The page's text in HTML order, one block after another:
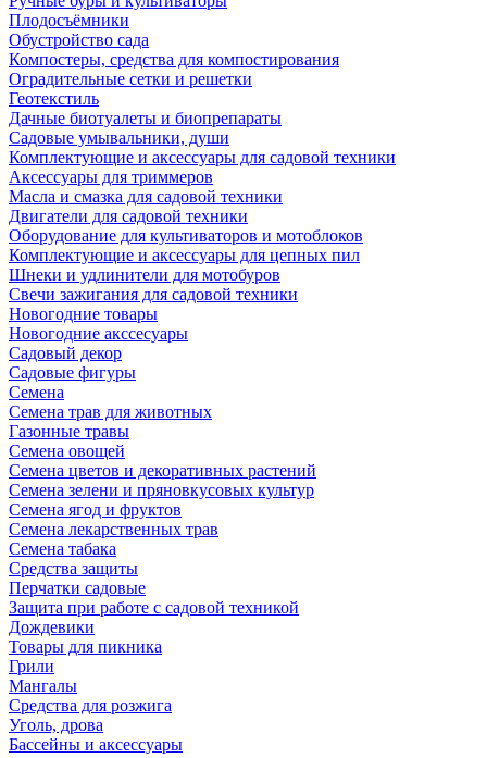
Плодосъёмники
Обустройство сада
Компостеры, средства для компостирования
Оградительные сетки и решетки
Геотекстиль
Дачные биотуалеты и биопрепараты
Садовые умывальники, души
Комплектующие и аксессуары для садовой техники
Аксессуары для триммеров
Масла и смазка для садовой техники
Двигатели для садовой техники
Оборудование для культиваторов и мотоблоков
Комплектующие и аксессуары для цепных пил
Шнеки и удлинители для мотобуров
Свечи зажигания для садовой техники
Новогодние товары
Новогодние акссесуары
Садовый декор
Садовые фигуры
Семена
Семена трав для животных
Газонные травы
Семена овощей
Семена цветов и декоративных растений
Семена зелени и пряновкусовых культур
Семена ягод и фруктов
Семена лекарственных трав
Семена табака
Средства защиты
Перчатки садовые
Защита при работе с садовой техникой
Дождевики
Товары для пикника
Грили
Мангалы
Средства для розжига
Уголь, дрова
Бассейны и аксессуары